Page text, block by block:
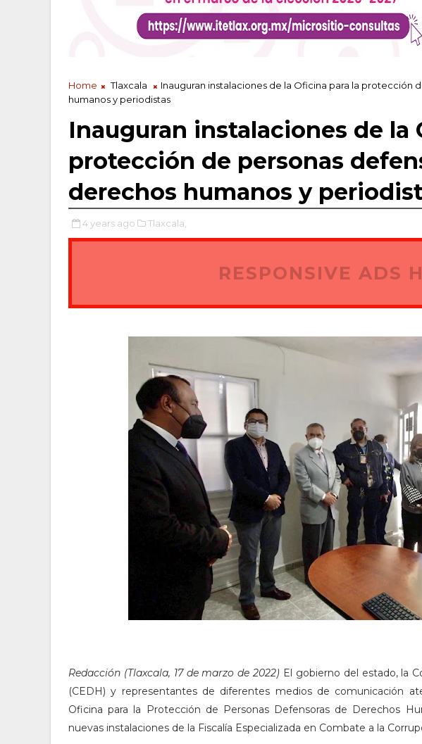
Home Tlaxcala
Inauguran instalaciones de la Oficina para la protección
humanos y periodistas
Inauguran instalaciones de la
protección de personas
derechos humanos y
4 years ago Tlaxcala,
RESPONSIVE ADS
Redacción (Tlaxcala, 17 de marzo de 2022) El gobierno del estado, la
(CEDH) y representantes de diferentes medios de comunicación
Oficina para la Protección de Personas Defensoras de Derechos
nuevas instalaciones de la Fiscalía Especializada en Combate a la